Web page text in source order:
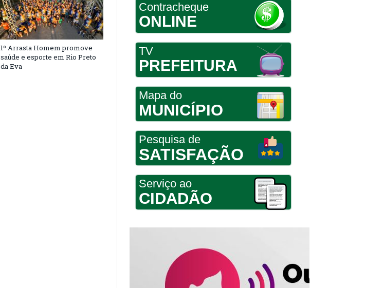
1º Arrasta Homem promove
saúde e esporte em Rio Preto
da Eva
Contracheque
ONLINE
TV
PREFEITURA
Mapa do
MUNICÍPIO
Pesquisa de
SATISFAÇÃO
Serviço ao
CIDADÃO